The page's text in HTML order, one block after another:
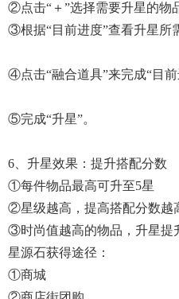
②点击“＋”选择需要升星的物
③根据“目前进度”查看升星所
④点击“融合道具”来完成“目前
⑤完成“升星”。
6、升星效果：提升搭配分数
①每件物品最高可升至5星
②星级越高，提高搭配分数越
③时尚值越高的物品，升星提
星源石获得途径：
①商城